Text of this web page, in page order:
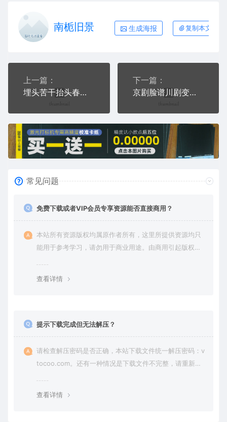
南栀旧景 生成海报 复制本文链接
上一篇：
埋头苦干抬头春天钛钢军牌项链AI8.0格式激光打标文件通用矢量图
下一篇：
京剧脸谱川剧变脸钛钢军牌项链AI8.0格式激光打标文件通用矢量图
常见问题
免费下载或者VIP会员专享资源能否直接商用？
本站所有资源版权均属原作者所有，这里所提供资源均只
能用于参考学习，请勿用于商业用途。由商用引起版权纠
查看详情
提示下载完成但无法解压？
请检查解压密码是否正确，本站下载文件统一解压密码：v
tocoo.com。还有一种情况是下载文件不完整，请重新下
查看详情